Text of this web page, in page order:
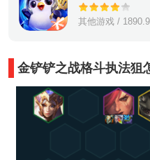
其他游戏 /
金铲铲之战格斗执法狙